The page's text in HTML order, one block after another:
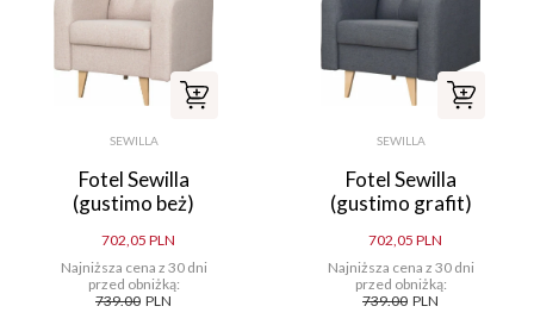
SEWILLA
Fotel Sewilla
(gustimo beż)
702,05 PLN
Najniższa cena z 30 dni
przed obniżką:
739.00 PLN
SEWILLA
Fotel Sewilla
(gustimo grafit)
702,05 PLN
Najniższa cena z 30 dni
przed obniżką:
739.00 PLN